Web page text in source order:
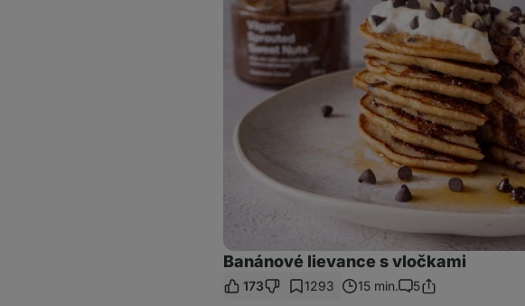
Banánové lievance s vločkami
173 1293 15 min.
Komentáre
5Zdieľať